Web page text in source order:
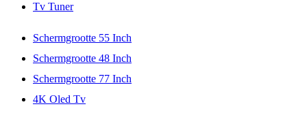
Tv Tuner
Schermgrootte 55 Inch
Schermgrootte 48 Inch
Schermgrootte 77 Inch
4K Oled Tv